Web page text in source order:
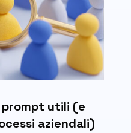
prompt utili (e
aziendali)